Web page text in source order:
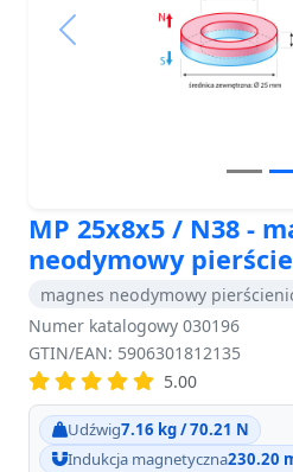
Previous
MP 25x8x5 / N38 -
neodymowy
magnes neodymowy
Numer katalogowy 030196
GTIN/EAN: 5906301812135
5.00
Udźwig7.16 kg / 70.21 N
Indukcja magnetyczna230.20